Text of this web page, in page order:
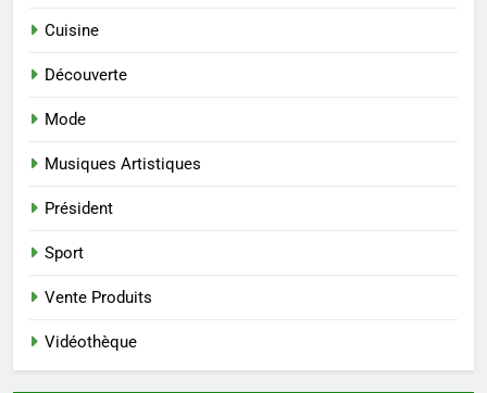
Cuisine
Découverte
Mode
Musiques Artistiques
Président
Sport
Vente Produits
Vidéothèque